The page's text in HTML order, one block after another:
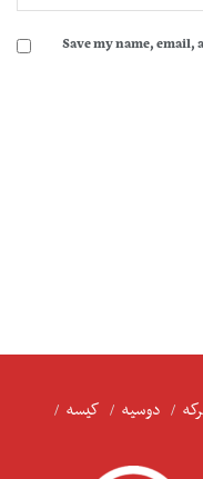
Save my name,
دوسیه
کیسه